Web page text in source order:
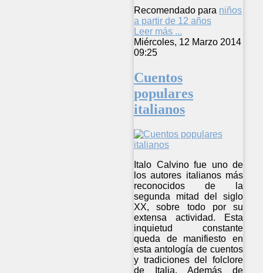
Recomendado para niños
a partir de 12 años
Leer más ...
Miércoles, 12 Marzo 2014
09:25
Cuentos
populares
italianos
Italo Calvino fue uno de
los autores italianos más
reconocidos de la
segunda mitad del siglo
XX, sobre todo por su
extensa actividad. Esta
inquietud constante
queda de manifiesto en
esta antología de cuentos
y tradiciones del folclore
de Italia. Además de